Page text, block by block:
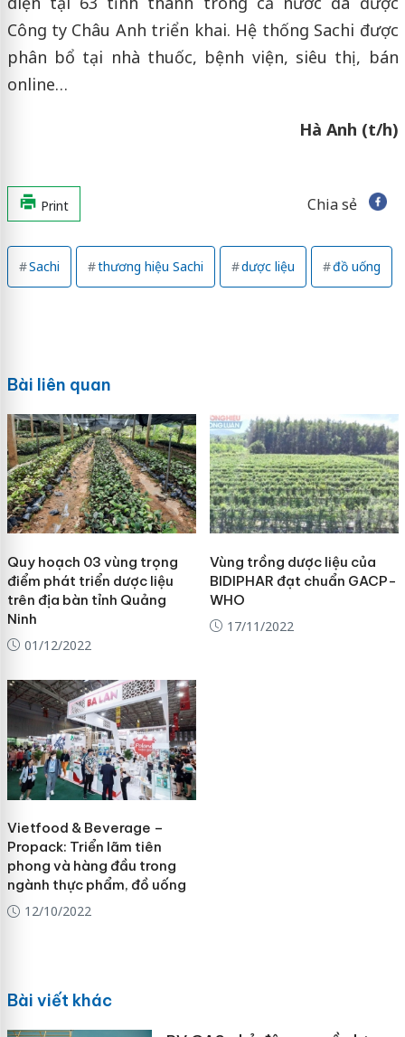
Công ty Châu Anh triển khai. Hệ thống Sachi được
phân bổ tại nhà thuốc, bệnh viện, siêu thị, bán
online…
Hà Anh (t/h)
Print Chia sẻ
Sachi thương hiệu Sachi dược liệu đồ uống
Bài liên quan
Quy hoạch 03 vùng trọng
điểm phát triển dược liệu
trên địa bàn tỉnh Quảng
Ninh
01/12/2022
Vùng trồng dược liệu của
BIDIPHAR đạt chuẩn GACP-
WHO
17/11/2022
Vietfood & Beverage –
Propack: Triển lãm tiên
phong và hàng đầu trong
ngành thực phẩm, đồ uống
12/10/2022
Bài viết khác